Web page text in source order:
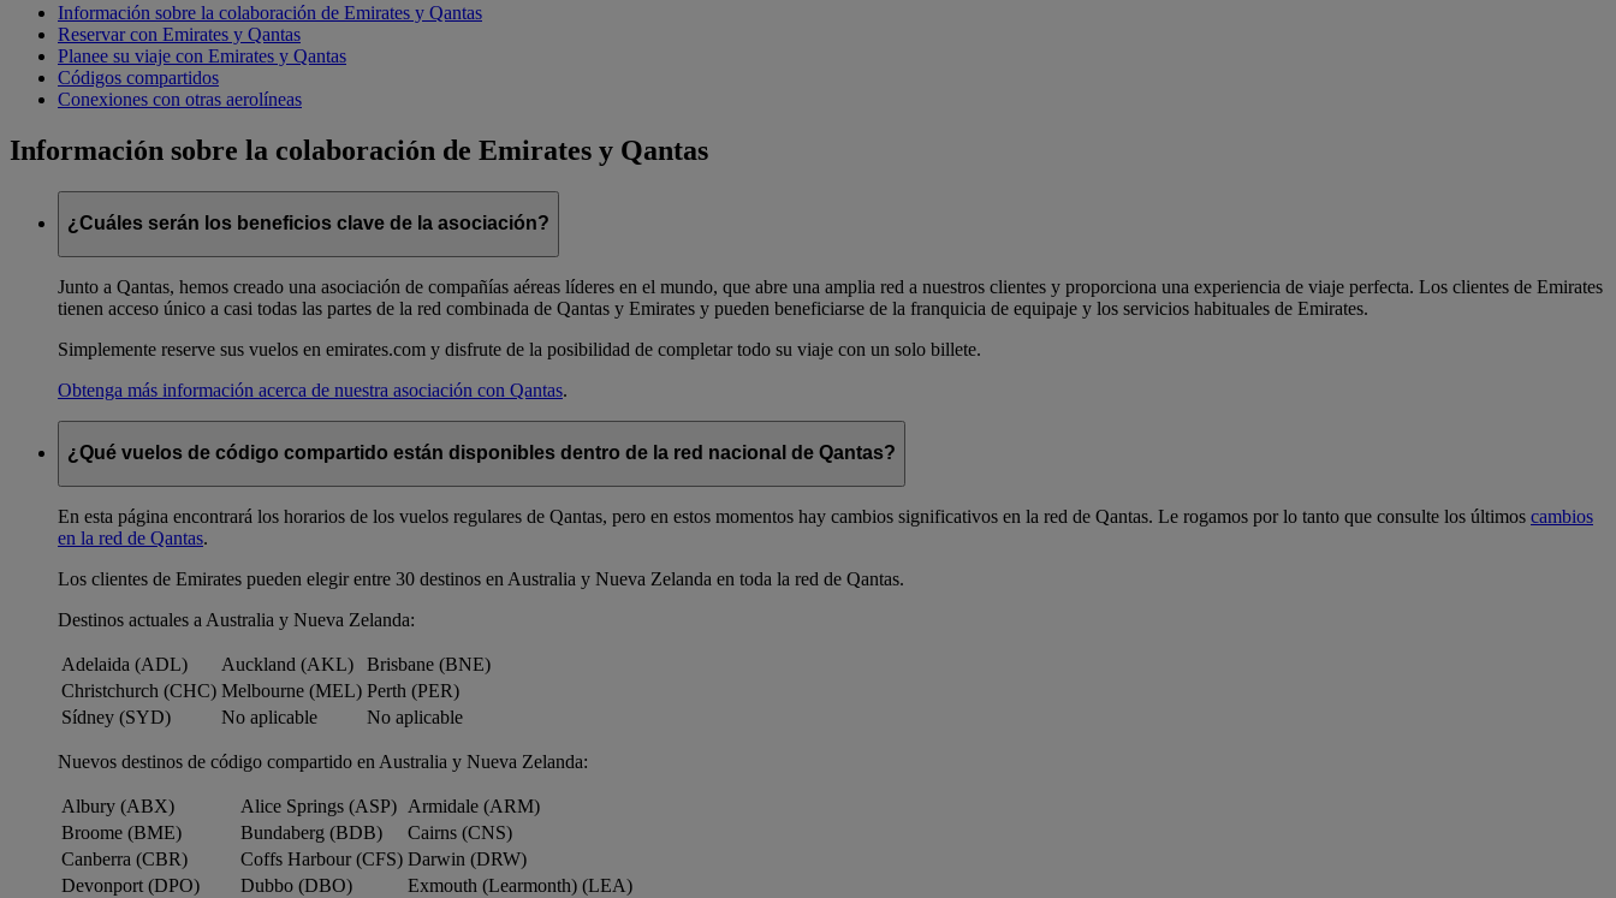
Información sobre la colaboración de Emirates y Qantas
Reservar con Emirates y Qantas
Planee su viaje con Emirates y Qantas
Códigos compartidos
Conexiones con otras aerolíneas
Información sobre la colaboración de Emirates y Qantas
¿Cuáles serán los beneficios clave de la asociación?
Junto a Qantas, hemos creado una asociación de compañías aéreas líderes en el mundo, que abre una amplia red a nuestros clientes y proporciona una experiencia de viaje perfecta. Los clientes de Emirates
tienen acceso único a casi todas las partes de la red combinada de Qantas y Emirates y pueden beneficiarse de la franquicia de equipaje y los servicios habituales de Emirates.
Simplemente reserve sus vuelos en emirates.com y disfrute de la posibilidad de completar todo su viaje con un solo billete.
Obtenga más información acerca de nuestra asociación con Qantas.
¿Qué vuelos de código compartido están disponibles dentro de la red nacional de Qantas?
En esta página encontrará los horarios de los vuelos regulares de Qantas, pero en estos momentos hay cambios significativos en la red de Qantas. Le rogamos por lo tanto que consulte los últimos cambios
en la red de Qantas.
Los clientes de Emirates pueden elegir entre 30 destinos en Australia y Nueva Zelanda en toda la red de Qantas.
Destinos actuales a Australia y Nueva Zelanda:
Adelaida (ADL) Auckland (AKL)
Brisbane (BNE)
Christchurch (CHC) Melbourne (MEL) Perth (PER)
Sídney (SYD)
No aplicable No aplicable
Nuevos destinos de código compartido en Australia y Nueva Zelanda:
Albury (ABX) Alice Springs (ASP) Armidale (ARM)
Broome (BME)
Bundaberg (BDB)
Cairns (CNS)
Canberra (CBR)
Coffs Harbour (CFS) Darwin (DRW)
Devonport (DPO)
Dubbo (DBO)
Exmouth (Learmonth) (LEA)